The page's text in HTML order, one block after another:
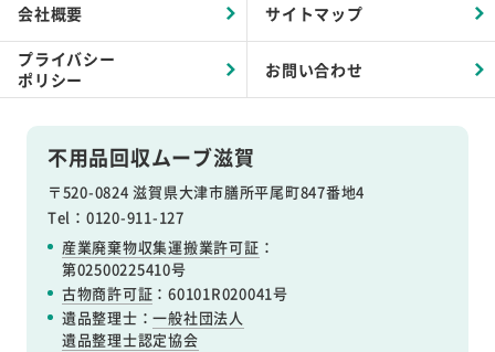
不用品回収ムーブ滋賀
〒520-0824 滋賀県大津市膳所平尾町847番地4
Tel：0120-911-127
産業廃棄物収集運搬業許可証 ：
第02500225410号
古物商許可証 ：60101R020041号
遺品整理士：一般社団法人
遺品整理士認定協会
会社概要 サイトマップ
プライバシー
ポリシー
お問い合わせ